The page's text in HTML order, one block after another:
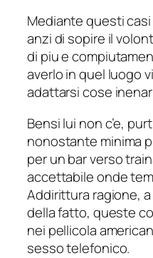
Mediante questi
anzi di sopire il
di piu e
averlo in quel luogo
adattarsi cose
Bensi lui non c’e,
nonostante minima
per un bar verso
accettabile onde
Addirittura ragione,
della fatto, queste
nei pellicola
sesso telefonico.